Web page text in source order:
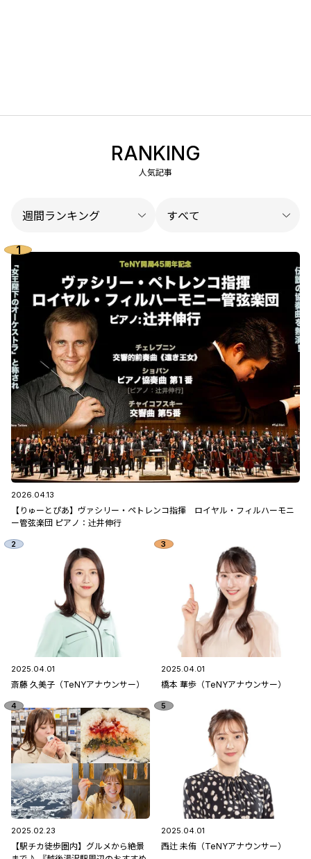
RANKING
人気記事
2026.04.13
【りゅーとぴあ】ヴァシリー・ペトレンコ指揮 ロイヤル・フィルハーモニ
ー管弦楽団 ピアノ：辻󠄀井伸行
2025.04.01
斎藤 久美子（TeNYアナウンサー）
2025.04.01
橋本 華歩（TeNYアナウンサー）
2025.02.23
【駅チカ徒歩圏内】グルメから絶景
2025.04.01
西辻 未侑（TeNYアナウンサー）